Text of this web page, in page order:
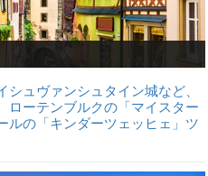
ュヴァンシュタイン城など、
ローテンブルクの「マイスター
ルの「キンダーツェッヒェ」ツ